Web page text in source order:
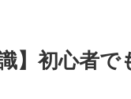
】初心者